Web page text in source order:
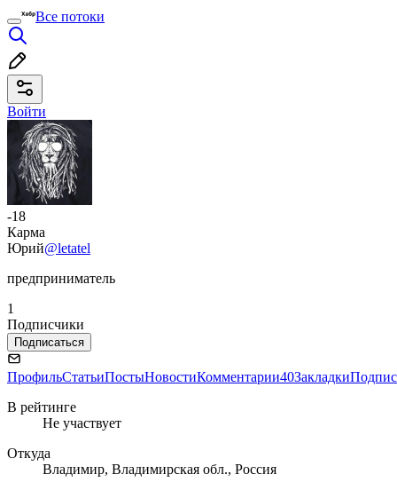
Все потоки
Войти
-18
Карма
Юрий@letatel
предприниматель
1
Подписчики
Подписаться
ПрофильСтатьиПостыНовостиКомментарии40Закладки
В рейтинге
Не участвует
Откуда
Владимир, Владимирская обл., Россия